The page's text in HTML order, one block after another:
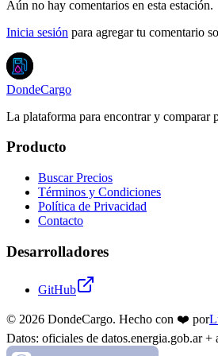
Aún no hay comentarios en esta estación.
Inicia sesión para agregar tu comentario
DondeCargo
La plataforma para encontrar y comparar
Producto
Buscar Precios
Términos y Condiciones
Política de Privacidad
Contacto
Desarrolladores
GitHub
© 2026 DondeCargo. Hecho con ❤️ por
Datos: oficiales de datos.energia.gob.ar +